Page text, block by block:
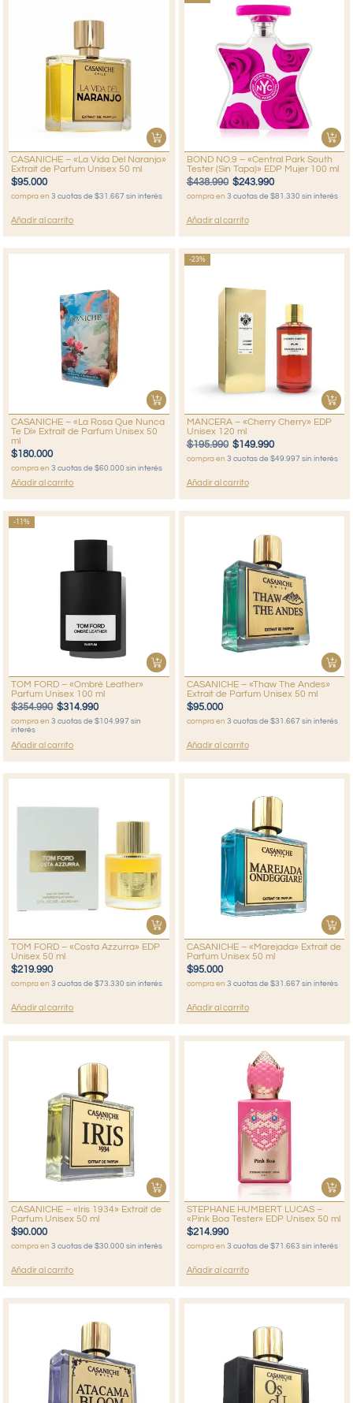
CASANICHE – «La Vida Del Naranjo»
Extrait de Parfum Unisex 50 ml
$95.000
compra en3 cuotas de $31.667 sin interés
Añadir al carrito
BOND NO.9 – «Central Park South
Tester (Sin Tapa)» EDP Mujer 100 ml
$438.990 $243.990
compra en 3 cuotas de $81.330 sin interés
Añadir al carrito
CASANICHE – «La Rosa Que Nunca
Te Dí» Extrait de Parfum Unisex 50
ml
$180.000
compra en3 cuotas de $60.000 sin interés
Añadir al carrito
-23%
MANCERA – «Cherry Cherry» EDP
Unisex 120 ml
$195.990 $149.990
compra en 3 cuotas de $49.997 sin interés
Añadir al carrito
-11%
TOM FORD – «Ombré Leather»
Parfum Unisex 100 ml
$354.990 $314.990
compra en3 cuotas de $104.997 sin
interés
Añadir al carrito
CASANICHE – «Thaw The Andes»
Extrait de Parfum Unisex 50 ml
$95.000
compra en 3 cuotas de $31.667 sin interés
Añadir al carrito
TOM FORD – «Costa Azzurra» EDP
Unisex 50 ml
$219.990
compra en3 cuotas de $73.330 sin interés
Añadir al carrito
CASANICHE – «Marejada» Extrait de
Parfum Unisex 50 ml
$95.000
compra en 3 cuotas de $31.667 sin interés
Añadir al carrito
CASANICHE – «Iris 1934» Extrait de
Parfum Unisex 50 ml
$90.000
compra en3 cuotas de $30.000 sin interés
Añadir al carrito
STEPHANE HUMBERT LUCAS –
«Pink Boa Tester» EDP Unisex 50 ml
$214.990
compra en 3 cuotas de $71.663 sin interés
Añadir al carrito